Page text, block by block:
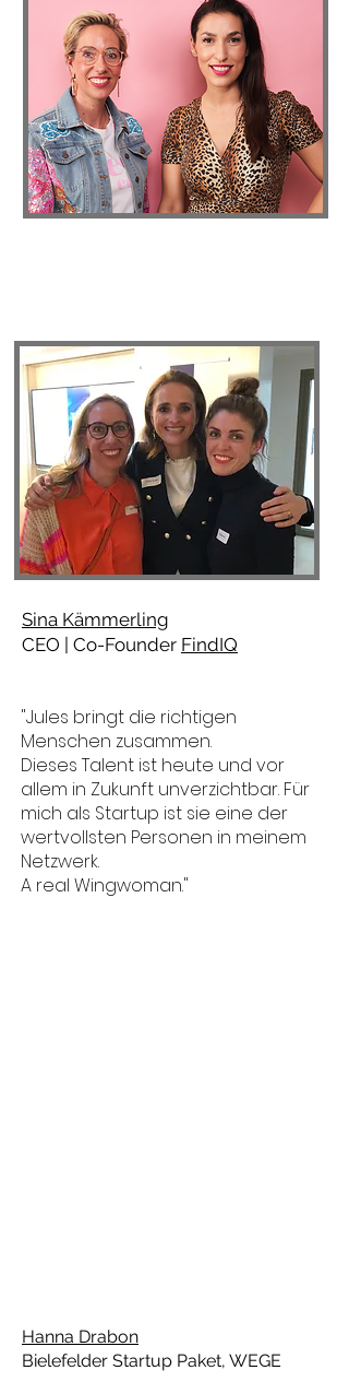
Sina Kämmerling
CEO
Co-Founder FindIQ
"Jules bringt die richtigen
Menschen zusammen.
Dieses Talent ist heute und vor
allem in Zukunft unverzichtbar. Für
mich als Startup ist sie eine der
wertvollsten Personen in meinem
Netzwerk.
A real Wingwoman."
Hanna Drabon
Bielefelder Startup Paket, WEGE